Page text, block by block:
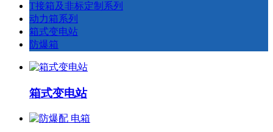
T接箱及非标定制系列
动力箱系列
箱式变电站
防爆箱
箱式变电站